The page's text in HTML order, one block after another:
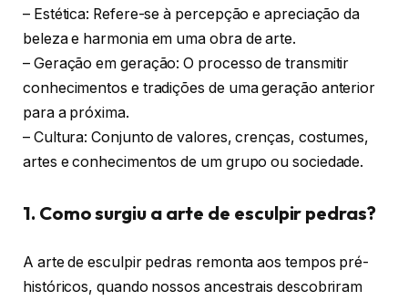
– Estética: Refere-se à percepção e apreciação da
beleza e harmonia em uma obra de arte.
– Geração em geração: O processo de transmitir
conhecimentos e tradições de uma geração anterior
para a próxima.
– Cultura: Conjunto de valores, crenças, costumes,
artes e conhecimentos de um grupo ou sociedade.
1. Como surgiu a arte de esculpir pedras?
A arte de esculpir pedras remonta aos tempos pré-
históricos, quando nossos ancestrais descobriram